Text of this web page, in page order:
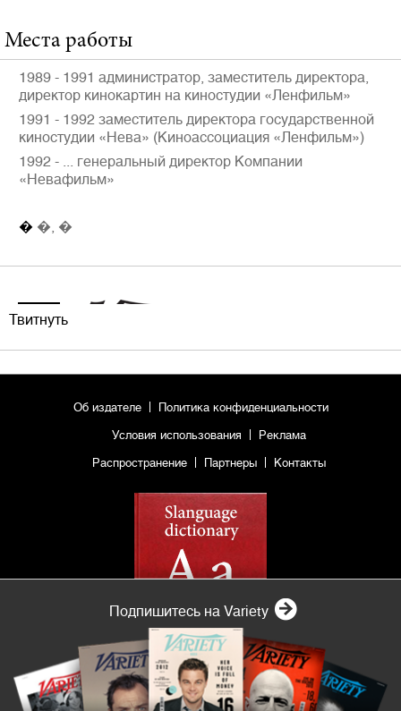
Места работы
1989 - 1991 администратор, заместитель директора,
директор кинокартин на киностудии «Ленфильм»
1991 - 1992 заместитель директора государственной
киностудии «Нева» (Киноассоциация «Ленфильм»)
1992 - ... генеральный директор Компании
«Невафильм»
� �, �
Твитнуть
Об издателе Политика конфиденциальности
Условия использования Реклама
Распространение Партнеры Контакты
Подпишитесь на Variety